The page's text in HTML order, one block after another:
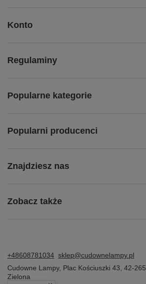
Konto
Regulaminy
Popularne kategorie
Popularni producenci
Znajdziesz nas
Zobacz także
+48608781034 sklep@cudownelampy.pl
Cudowne Lampy, Plac Kościuszki 43 42-265
Zielona